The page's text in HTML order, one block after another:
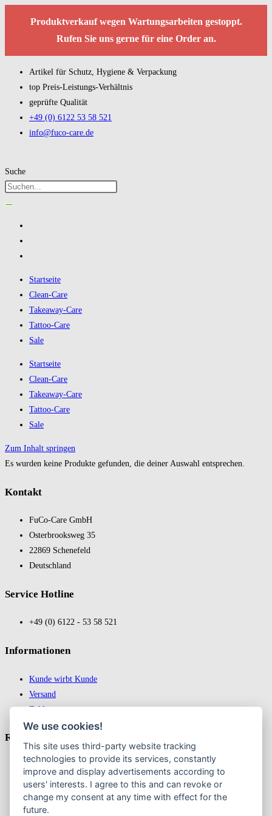
Produktverkauf wegen Wartungsarbeiten gestoppt.
Rufen Sie uns gerne für eine Order an.
Artikel für Schutz, Hygiene & Verpackung
top Preis-Leistungs-Verhältnis
geprüfte Qualität
+49 (0) 6122 53 58 521
info@fuco-care.de
Suche
Startseite
Clean-Care
Takeaway-Care
Tattoo-Care
Sale
Startseite
Clean-Care
Takeaway-Care
Tattoo-Care
Sale
Zum Inhalt springen
Es wurden keine Produkte gefunden, die deiner Auswahl entsprechen.
Kontakt
FuCo-Care GmbH
Oster­brooks­weg 35
22869 Schene­feld
Deutsch­land
Service Hotline
+49 (0) 6122 - 53 58 521
In­for­ma­tio­nen
Kunde wirbt Kunde
Versand
Zahlungsarten
Recht­liches
Impressum
Datenschutz
AGB
Widerrufsbelehrung & Widerruf erklären
We use cookies!
This site uses third-party website tracking
technologies to provide its services, constantly
improve and display advertisements according to
users' interests. I agree to this and can revoke or
change my consent at any time with effect for the
future.